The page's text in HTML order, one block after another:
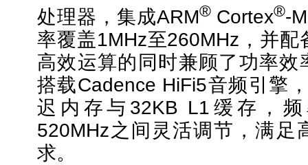
处理器，集成ARM®Cortex®-
率覆盖1MHz至260MHz，并
高效运算的同时兼顾了功率效
搭载Cadence HiFi5音频引擎
迟内存与32KB L1缓存，
520MHz之间灵活调节，满足
求。